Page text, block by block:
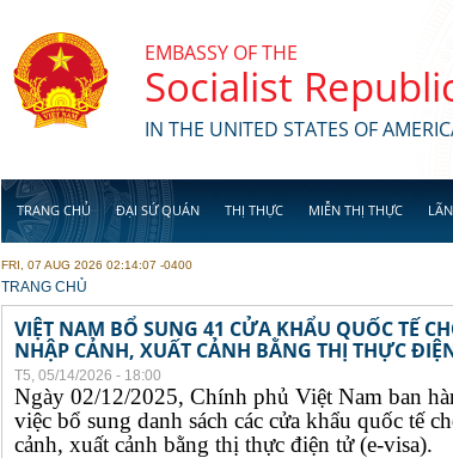
EMBASSY OF THE
Socialist
IN THE UNITED STATES OF
TRANG CHỦ ĐẠI SỨ QUÁN THỊ THỰC MIỄN THỊ THỰC
FRI, 07 AUG 2026 02:14:07 -0400
YOU ARE HERE
TRANG CHỦ
VIỆT NAM BỔ SUNG 41 CỬA KHẨU QUỐC TẾ
NHẬP CẢNH, XUẤT CẢNH BẰNG THỊ THỰC
T5, 05/14/2026 - 18:00
Ngày 02/12/2025, Chính phủ Việt Nam ban
việc bổ sung danh sách các cửa khẩu quốc tế
cảnh, xuất cảnh bằng thị thực điện tử (e-visa).